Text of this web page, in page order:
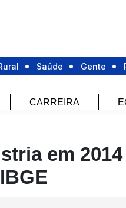
Saúde Gente
CARREIRA
em